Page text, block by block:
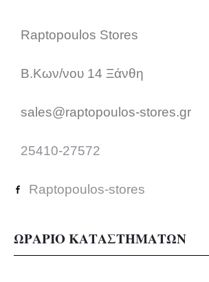
Raptopoulos Stores
Β.Κων/νου 14 Ξάνθη
sales@raptopoulos-stores.gr
25410-27572
Raptopoulos-stores
ΩΡΑΡΙΟ ΚΑΤΑΣΤΗΜΑΤΩΝ